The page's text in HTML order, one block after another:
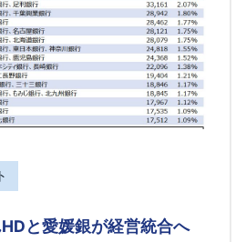
と愛媛銀が経営統合へ